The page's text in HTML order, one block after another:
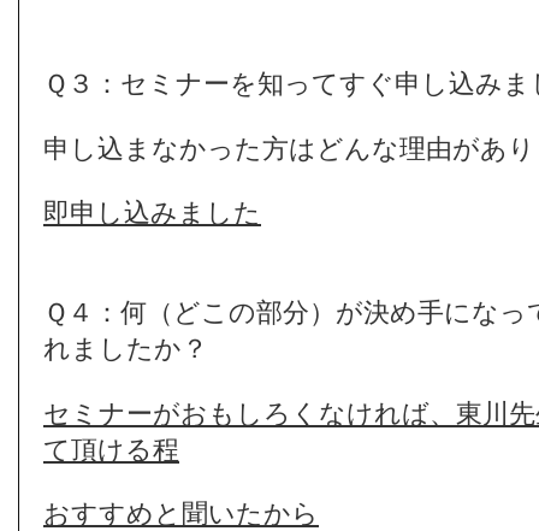
Ｑ３：セミナーを知ってすぐ申し込み
申し込まなかった方はどんな理由があ
即申し込みました
Ｑ４：何（どこの部分）が決め手にな
れましたか？
セミナーがおもしろくなければ、東川
て頂ける程
おすすめと聞いたから